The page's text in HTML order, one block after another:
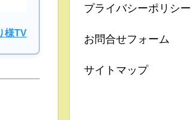
様TV
プライバシーポリシー
お問合せフォーム
サイトマップ